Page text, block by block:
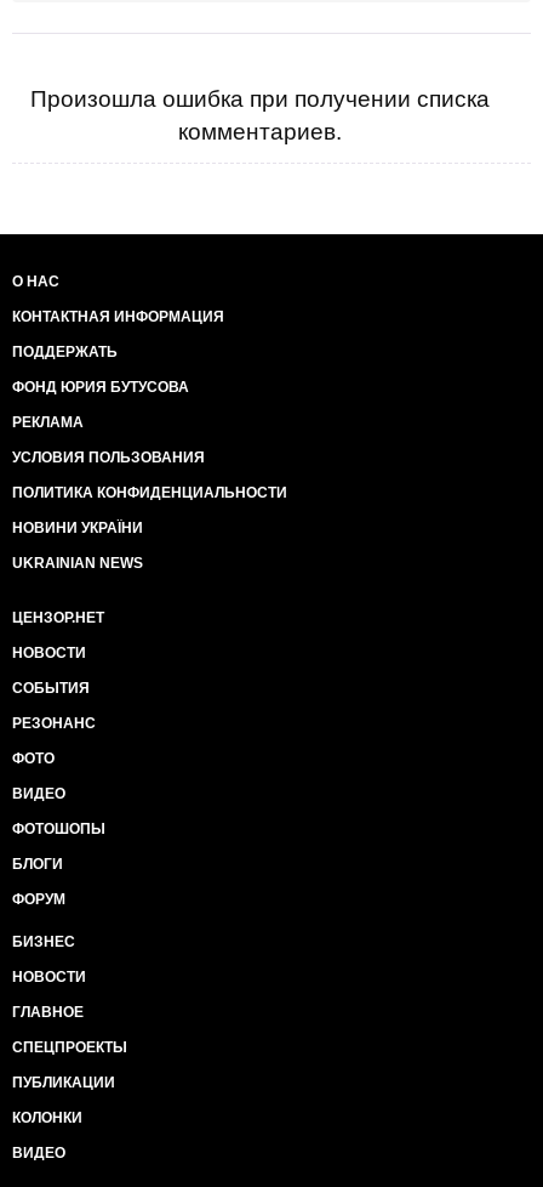
Произошла ошибка при получении списка
комментариев.
О НАС
КОНТАКТНАЯ ИНФОРМАЦИЯ
ПОДДЕРЖАТЬ
ФОНД ЮРИЯ БУТУСОВА
РЕКЛАМА
УСЛОВИЯ ПОЛЬЗОВАНИЯ
ПОЛИТИКА КОНФИДЕНЦИАЛЬНОСТИ
НОВИНИ УКРАЇНИ
UKRAINIAN NEWS
ЦЕНЗОР.НЕТ
НОВОСТИ
СОБЫТИЯ
РЕЗОНАНС
ФОТО
ВИДЕО
ФОТОШОПЫ
БЛОГИ
ФОРУМ
БИЗНЕС
НОВОСТИ
ГЛАВНОЕ
СПЕЦПРОЕКТЫ
ПУБЛИКАЦИИ
КОЛОНКИ
ВИДЕО